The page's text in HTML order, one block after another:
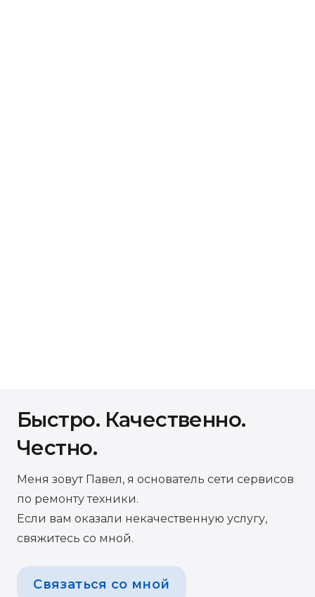
Быстро. Качественно.
Честно.
Меня зовут Павел, я основатель сети сервисов
по ремонту техники.
Если вам оказали некачественную услугу,
свяжитесь со мной.
Связаться со мной